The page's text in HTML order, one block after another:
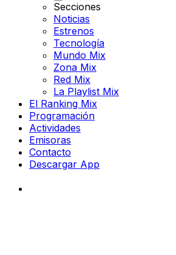
Secciones
Noticias
Estrenos
Tecnología
Mundo Mix
Zona Mix
Red Mix
La Playlist Mix
El Ranking Mix
Programación
Actividades
Emisoras
Contacto
Descargar App